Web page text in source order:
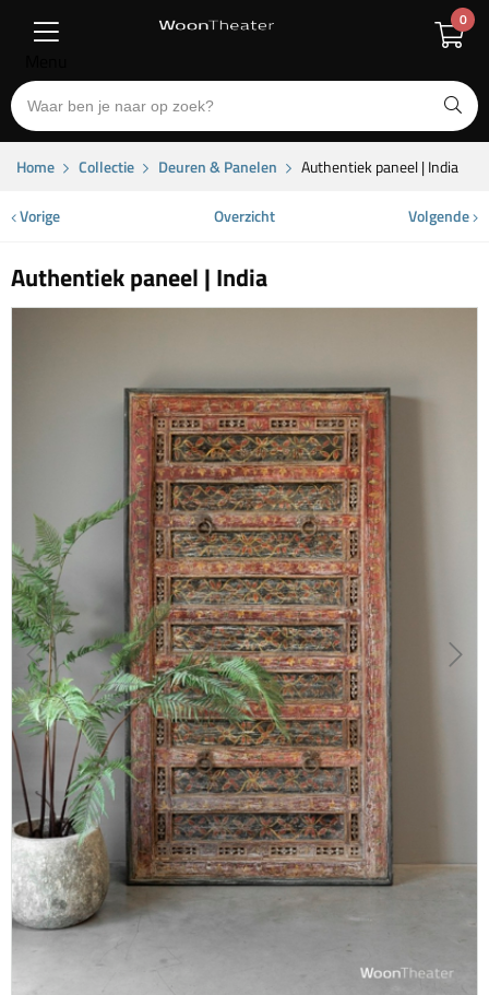
0
Home Collectie Deuren & Panelen Authentiek paneel | India
Vorige Overzicht Volgende
Authentiek paneel | India